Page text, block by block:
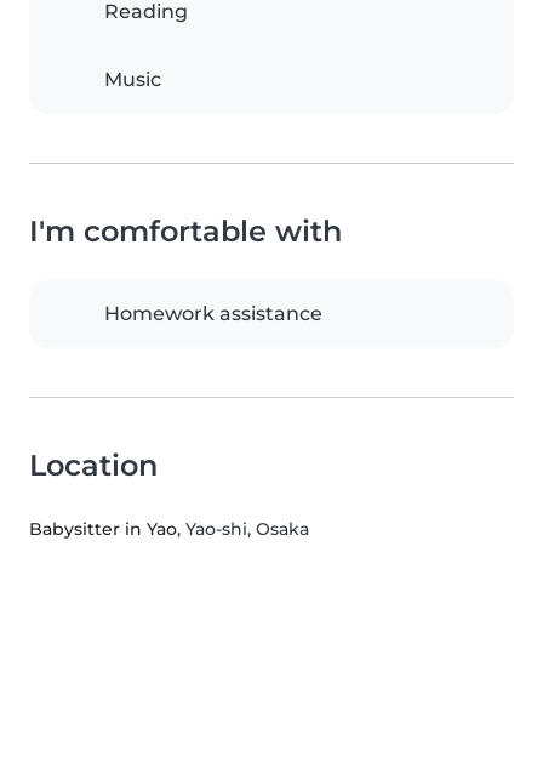
Reading
Music
I'm comfortable with
Homework assistance
Location
Babysitter in Yao, Yao-shi, Osaka